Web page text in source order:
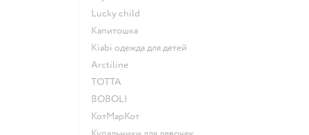
Lucky child
Капитошка
Kiabi одежда для детей
Arctiline
ТОТТА
BOBOLI
КотМарКот